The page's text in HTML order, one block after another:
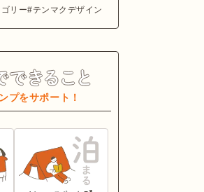
ゴリー テンマクデザイン
プをサポート！